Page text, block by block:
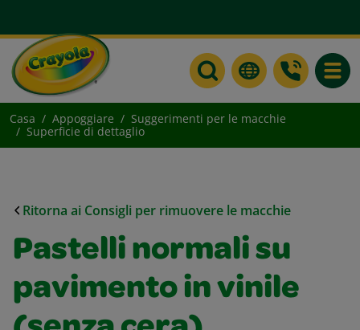
Casa Appoggiare
Suggerimenti per le macchie
Superficie di dettaglio
Ritorna ai Consigli per rimuovere le macchie
Pastelli normali su
pavimento in vinile